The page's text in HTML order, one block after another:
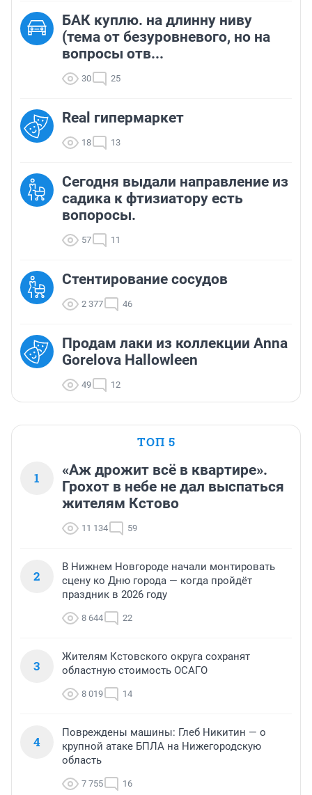
БАК куплю. на длинну ниву
(тема от безуровневого, но на
вопросы отв...
30 25
Real гипермаркет
18 13
Сегодня выдали направление из
садика к фтизиатору есть
вопоросы.
57 11
Стентирование сосудов
2 377 46
Продам лаки из коллекции Anna
Gorelova Hallowleen
49 12
ТОП 5
1
«Аж дрожит всё в квартире».
Грохот в небе не дал выспаться
жителям Кстово
11 134 59
2
В Нижнем Новгороде начали монтировать
сцену ко Дню города — когда пройдёт
праздник в 2026 году
8 644 22
3
Жителям Кстовского округа сохранят
областную стоимость ОСАГО
8 019 14
4
Повреждены машины: Глеб Никитин — о
крупной атаке БПЛА на Нижегородскую
область
7 755 16